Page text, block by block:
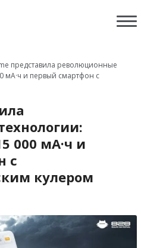
представила революционные
мА·ч и первый смартфон с
000 мА·ч и
с
кулером